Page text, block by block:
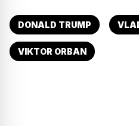
DONALD TRUMP
VIKTOR ORBAN